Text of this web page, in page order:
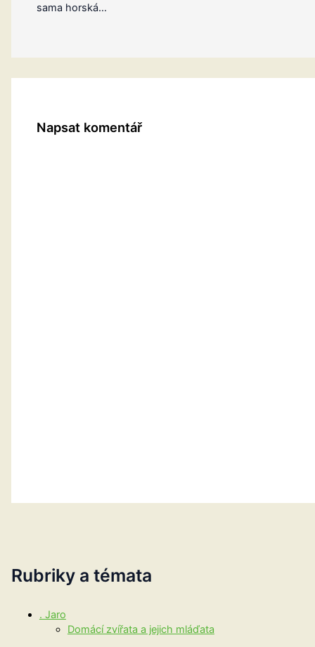
Rubriky a témata
. Jaro
Domácí zvířata a jejich mláďata
sama horská…
Napsat komentář